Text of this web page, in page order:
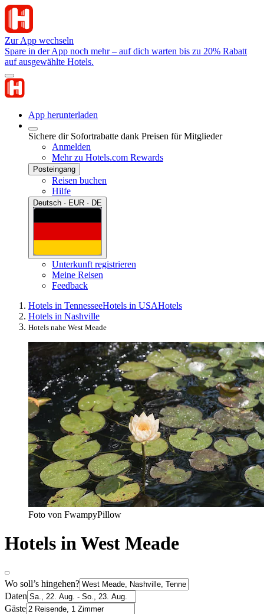
Zur App wechseln
Spare in der App noch mehr – auf dich warten bis zu 20% Rabatt
auf ausgewählte Hotels.
App herunterladen
Sichere dir Sofortrabatte dank Preisen für Mitglieder
Anmelden
Mehr zu Hotels.com Rewards
Posteingang
Reisen buchen
Hilfe
Deutsch · EUR · DE
Unterkunft registrieren
Meine Reisen
Feedback
Hotels in TennesseeHotels in USAHotels
Hotels in Nashville
Hotels nahe West Meade
Foto von FwampyPillow
Hotels in West Meade
Wo soll’s hingehen?
Daten
Gäste